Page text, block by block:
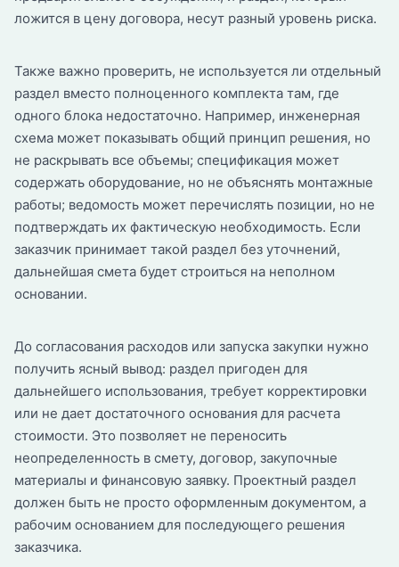
ложится в цену договора, несут разный уровень риска.
Также важно проверить, не используется ли отдельный
раздел вместо полноценного комплекта там, где
одного блока недостаточно. Например, инженерная
схема может показывать общий принцип решения, но
не раскрывать все объемы; спецификация может
содержать оборудование, но не объяснять монтажные
работы; ведомость может перечислять позиции, но не
подтверждать их фактическую необходимость. Если
заказчик принимает такой раздел без уточнений,
дальнейшая смета будет строиться на неполном
основании.
До согласования расходов или запуска закупки нужно
получить ясный вывод: раздел пригоден для
дальнейшего использования, требует корректировки
или не дает достаточного основания для расчета
стоимости. Это позволяет не переносить
неопределенность в смету, договор, закупочные
материалы и финансовую заявку. Проектный раздел
должен быть не просто оформленным документом, а
рабочим основанием для последующего решения
заказчика.